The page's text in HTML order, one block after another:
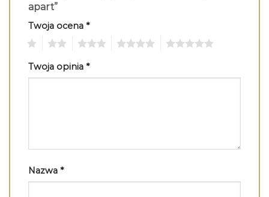
apart”
Twoja ocena *
Twoja opinia *
Nazwa *